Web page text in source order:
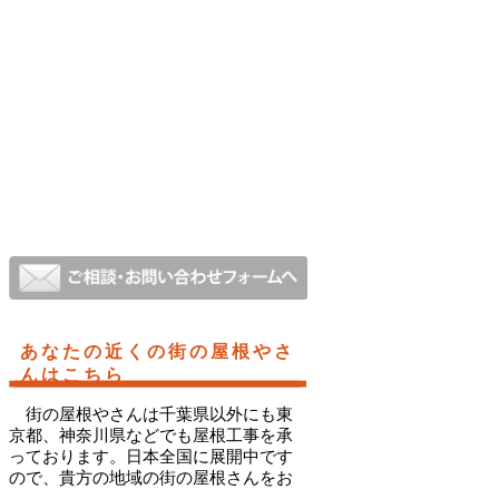
あなたの近くの街の屋根やさ
んはこちら
街の屋根やさんは千葉県以外にも東
京都、神奈川県などでも屋根工事を承
っております。日本全国に展開中です
ので、貴方の地域の街の屋根さんをお